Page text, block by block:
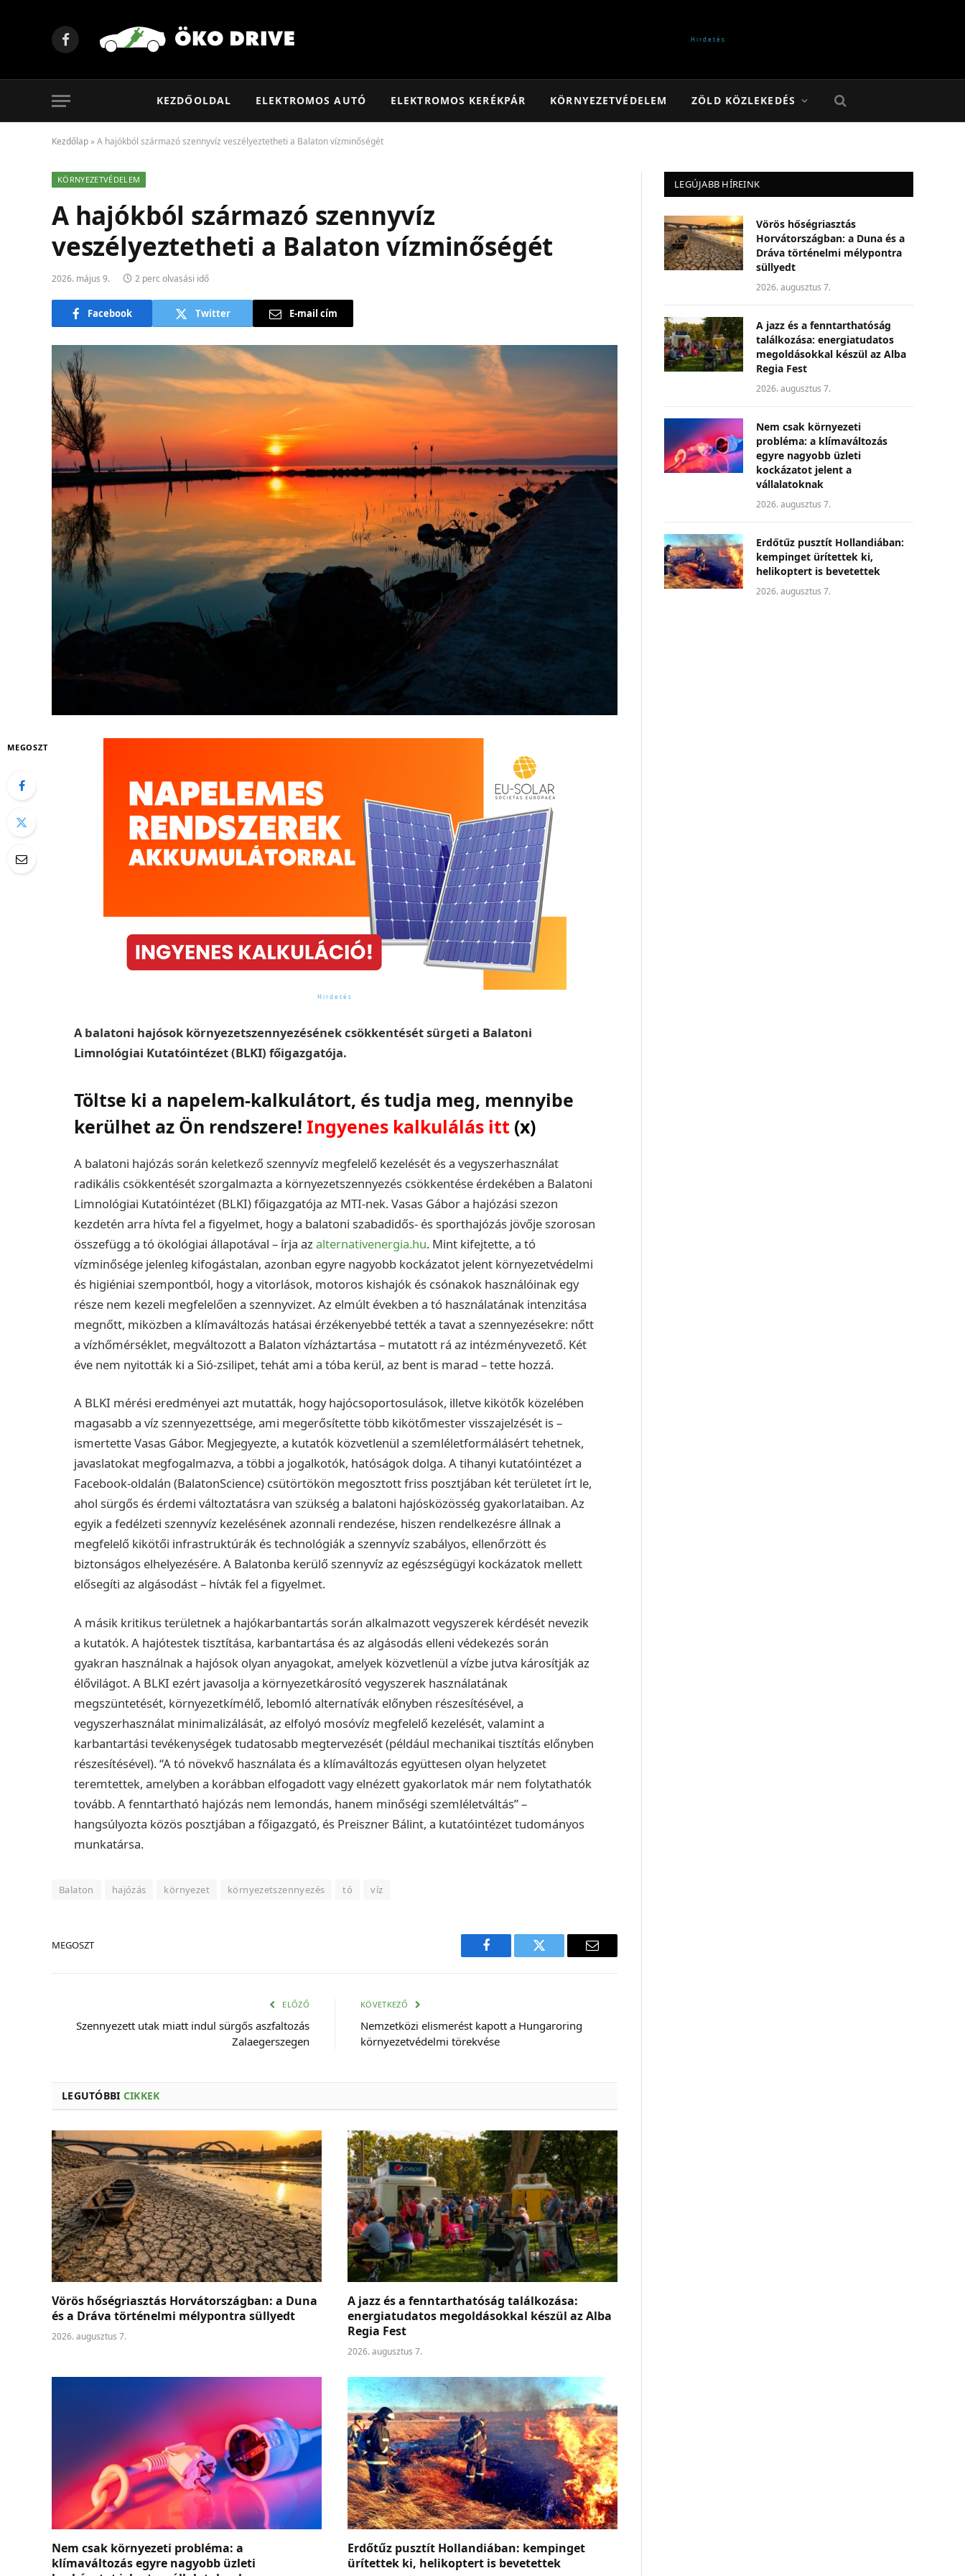
Facebook
KEZDŐOLDAL ELEKTROMOS AUTÓ ELEKTROMOS KERÉKPÁR KÖRNYEZETVÉDELEM ZÖLD KÖZLEKEDÉS
Kezdőlap »A hajókból származó szennyvíz veszélyeztetheti a Balaton vízminőségét
KÖRNYEZETVÉDELEM
A hajókból származó szennyvíz
veszélyeztetheti a Balaton vízminőségét
2026. május 9. 2 perc olvasási idő
Facebook Twitter E-mail cím
MEGOSZT
A balatoni hajósok környezetszennyezésének csökkentését sürgeti a Balatoni
Limnológiai Kutatóintézet (BLKI) főigazgatója.
Töltse ki a napelem-kalkulátort, és tudja meg, mennyibe
kerülhet az Ön rendszere! Ingyenes kalkulálás itt (x)
A balatoni hajózás során keletkező szennyvíz megfelelő kezelését és a vegyszerhasználat
radikális csökkentését szorgalmazta a környezetszennyezés csökkentése érdekében a Balatoni
Limnológiai Kutatóintézet (BLKI) főigazgatója az MTI-nek. Vasas Gábor a hajózási szezon
kezdetén arra hívta fel a figyelmet, hogy a balatoni szabadidős- és sporthajózás jövője szorosan
összefügg a tó ökológiai állapotával – írja azalternativenergia.hu. Mint kifejtette, a tó
vízminősége jelenleg kifogástalan, azonban egyre nagyobb kockázatot jelent környezetvédelmi
és higiéniai szempontból, hogy a vitorlások, motoros kishajók és csónakok használóinak egy
része nem kezeli megfelelően a szennyvizet. Az elmúlt években a tó használatának intenzitása
megnőtt, miközben a klímaváltozás hatásai érzékenyebbé tették a tavat a szennyezésekre: nőtt
a vízhőmérséklet, megváltozott a Balaton vízháztartása – mutatott rá az intézményvezető. Két
éve nem nyitották ki a Sió-zsilipet, tehát ami a tóba kerül, az bent is marad – tette hozzá.
A BLKI mérési eredményei azt mutatták, hogy hajócsoportosulások, illetve kikötők közelében
magasabb a víz szennyezettsége, ami megerősítette több kikötőmester visszajelzését is –
ismertette Vasas Gábor. Megjegyezte, a kutatók közvetlenül a szemléletformálásért tehetnek,
javaslatokat megfogalmazva, a többi a jogalkotók, hatóságok dolga. A tihanyi kutatóintézet a
Facebook-oldalán (BalatonScience) csütörtökön megosztott friss posztjában két területet írt le,
ahol sürgős és érdemi változtatásra van szükség a balatoni hajósközösség gyakorlataiban. Az
egyik a fedélzeti szennyvíz kezelésének azonnali rendezése, hiszen rendelkezésre állnak a
megfelelő kikötői infrastruktúrák és technológiák a szennyvíz szabályos, ellenőrzött és
biztonságos elhelyezésére. A Balatonba kerülő szennyvíz az egészségügyi kockázatok mellett
elősegíti az algásodást – hívták fel a figyelmet.
A másik kritikus területnek a hajókarbantartás során alkalmazott vegyszerek kérdését nevezik
a kutatók. A hajótestek tisztítása, karbantartása és az algásodás elleni védekezés során
gyakran használnak a hajósok olyan anyagokat, amelyek közvetlenül a vízbe jutva károsítják az
élővilágot. A BLKI ezért javasolja a környezetkárosító vegyszerek használatának
megszüntetését, környezetkímélő, lebomló alternatívák előnyben részesítésével, a
vegyszerhasználat minimalizálását, az elfolyó mosóvíz megfelelő kezelését, valamint a
karbantartási tevékenységek tudatosabb megtervezését (például mechanikai tisztítás előnyben
részesítésével). “A tó növekvő használata és a klímaváltozás együttesen olyan helyzetet
teremtettek, amelyben a korábban elfogadott vagy elnézett gyakorlatok már nem folytathatók
tovább. A fenntartható hajózás nem lemondás, hanem minőségi szemléletváltás” –
hangsúlyozta közös posztjában a főigazgató, és Preiszner Bálint, a kutatóintézet tudományos
munkatársa.
Balaton hajózás környezet környezetszennyezés tó víz
MEGOSZT
Facebook Twitter
E-
ELŐZŐ
Szennyezett utak miatt indul sürgős aszfaltozás
Zalaegerszegen
KÖVETKEZŐ
Nemzetközi elismerést kapott a Hungaroring
környezetvédelmi törekvése
LEGUTÓBBI CIKKEK
Vörös hőségriasztás Horvátországban: a Duna
és a Dráva történelmi mélypontra süllyedt
2026. augusztus 7.
A jazz és a fenntarthatóság találkozása:
energiatudatos megoldásokkal készül az Alba
Regia Fest
2026. augusztus 7.
Nem csak környezeti probléma: a
klímaváltozás egyre nagyobb üzleti
Erdőtűz pusztít Hollandiában: kempinget
ürítettek ki, helikoptert is bevetettek
LEGÚJABB HÍREINK
Vörös hőségriasztás
Horvátországban: a Duna és a
Dráva történelmi mélypontra
süllyedt
2026. augusztus 7.
A jazz és a fenntarthatóság
találkozása: energiatudatos
megoldásokkal készül az Alba
Regia Fest
2026. augusztus 7.
Nem csak környezeti
probléma: a klímaváltozás
egyre nagyobb üzleti
kockázatot jelent a
vállalatoknak
2026. augusztus 7.
Erdőtűz pusztít Hollandiában:
kempinget ürítettek ki,
helikoptert is bevetettek
2026. augusztus 7.